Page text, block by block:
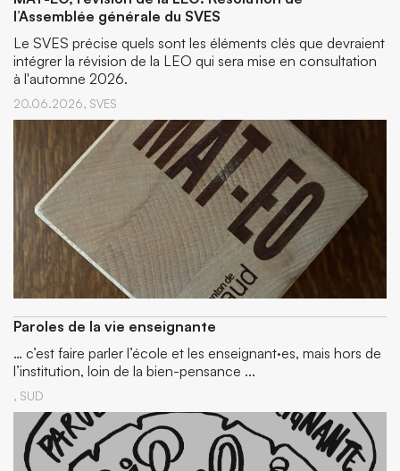
l’Assemblée générale du SVES
Le SVES précise quels sont les éléments clés que devraient
intégrer la révision de la LEO qui sera mise en consultation
à l'automne 2026.
20.06.2026, SVES
Paroles de la vie enseignante
… c’est faire parler l’école et les enseignant·es, mais hors de
l’institution, loin de la bien-pensance ...
, SUD